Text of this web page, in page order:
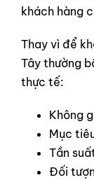
khách hàng
Thay vì để
Tây thường
thực tế:
Không
Mục
Tần
Đối